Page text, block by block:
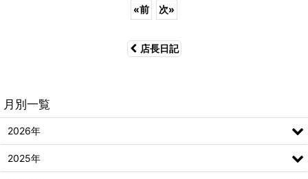
«前 次»
店長日記
月別一覧
2026年
2025年